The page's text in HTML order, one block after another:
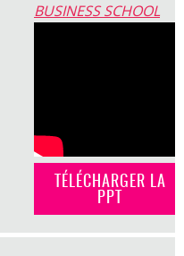
BUSINESS SCHOOL
TÉLÉCHARGER LA
PPT